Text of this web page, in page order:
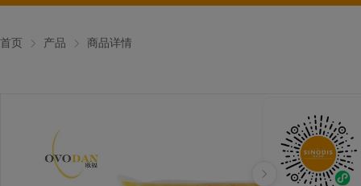
首页 产品 商品详情